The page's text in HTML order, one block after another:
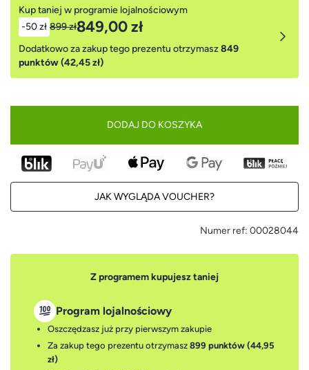
Kup taniej w programie lojalnościowym
-50 zł 899 zł849,00 zł
Dodatkowo za zakup tego prezentu otrzymasz849
punktów (42,45 zł)
DODAJ DO KOSZYKA
JAK WYGLĄDA VOUCHER?
Numer ref: 00028044
Z programem kupujesz taniej
Program lojalnościowy
Oszczędzasz już przy pierwszym zakupie
Za zakup tego prezentu otrzymasz 899 punktów (44,95
zł)